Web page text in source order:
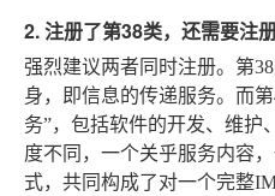
2. 注册了第38类，还需要注
强烈建议两者同时注册。第
身，即信息的传递服务。而
务”，包括软件的开发、维护
度不同，一个关乎服务内容
式，共同构成了对一个完整